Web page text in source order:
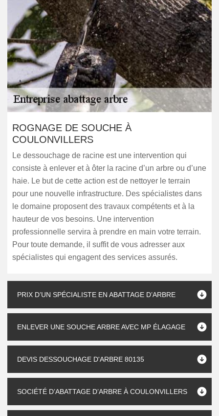
ROGNAGE DE SOUCHE À
COULONVILLERS
Le dessouchage de racine est une intervention qui
consiste à enlever et à ôter la racine d’un arbre ou d’une
haie. Le but de cette action est de nettoyer le terrain
pour une nouvelle infrastructure. Des spécialistes dans
le domaine proposent des travaux compétents et à la
hauteur de vos besoins. Une intervention
professionnelle servira à prendre en main votre terrain.
Pour toute demande, il suffit de vous adresser aux
spécialistes qui engagent des services assurés.
PRIX D’UN SPÉCIALISTE EN ABATTAGE D’ARBRE
ENLEVER UNE SOUCHE ARBRE AVEC MP ÉLAGAGE
DEVIS DESSOUCHAGE D'ARBRE 80135
SOCIÉTÉ D’ABATTAGE D’ARBRE À COULONVILLERS